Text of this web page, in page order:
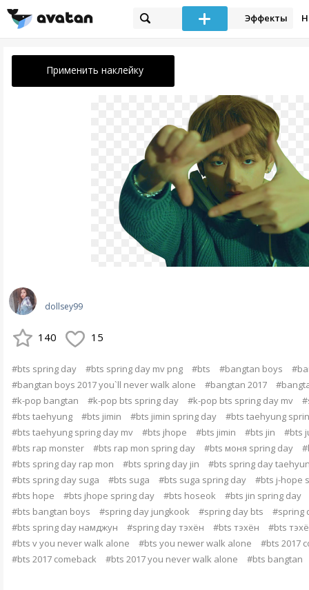
Эффекты
Применить наклейку
dollsey99
140 15
#bts spring day #bts spring day mv png #bts #bangtan boys
#bangtan boys 2017 you`ll never walk alone
#bangtan 2017
#k-pop bangtan
#k-pop bts spring day #k-pop bts spring day mv
#bts taehyung
#bts jimin #bts jimin spring day
#bts taehyung
#bts taehyung spring day mv
#bts jhope #bts jimin #bts jin
#bts
#bts rap monster
#bts rap mon spring day #bts моня spring day
#bts spring day rap mon
#bts spring day jin
#bts spring day
#bts spring day suga
#bts suga #bts suga spring day
#bts j-hope
#bts hope
#bts jhope spring day #bts hoseok
#bts jin spring day
#bts bangtan boys
#spring day jungkook #spring day bts
#spring
#bts spring day намджун
#spring day тэхён #bts тэхён
#bts
#bts v you never walk alone
#bts you newer walk alone
#bts 2017
#bts 2017 comeback
#bts 2017 you never walk alone #bts bangtan